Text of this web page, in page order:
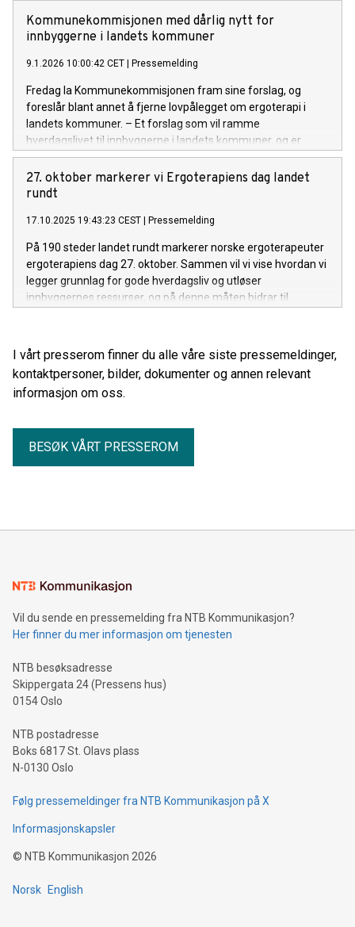
Kommunekommisjonen med dårlig nytt for
innbyggerne i landets kommuner
9.1.2026 10:00:42 CET | Pressemelding
Fredag la Kommunekommisjonen fram sine forslag, og
foreslår blant annet å fjerne lovpålegget om ergoterapi i
landets kommuner. – Et forslag som vil ramme
hverdagslivet til innbyggerne i landets kommuner, og er
dårlig nytt for behovet for mer bærekraftige helsetjenester,
sier forbundsleder Tove Holst Skyer i en kommentar.
27. oktober markerer vi Ergoterapiens dag landet
rundt
17.10.2025 19:43:23 CEST | Pressemelding
På 190 steder landet rundt markerer norske ergoterapeuter
ergoterapiens dag 27. oktober. Sammen vil vi vise hvordan vi
legger grunnlag for gode hverdagsliv og utløser
innbyggernes ressurser, og på denne måten bidrar til
I vårt presserom finner du alle våre siste pressemeldinger,
kontaktpersoner, bilder, dokumenter og annen relevant
informasjon om oss.
BESØK VÅRT PRESSEROM
Vil du sende en pressemelding fra NTB Kommunikasjon?
Her finner du mer informasjon om tjenesten
NTB besøksadresse
Skippergata 24 (Pressens hus)
0154 Oslo
NTB postadresse
Boks 6817 St. Olavs plass
N-0130 Oslo
Følg pressemeldinger fra NTB Kommunikasjon på X
Informasjonskapsler
© NTB Kommunikasjon 2026
Norsk English